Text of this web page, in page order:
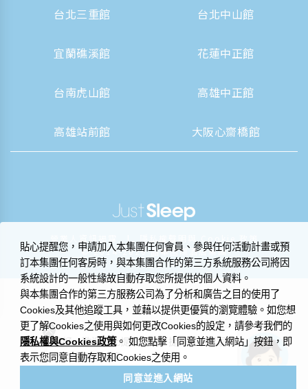
台北三重館 台北中山館
宜蘭礁溪館 花蓮中正館
台南虎山館 高雄中正館
高雄站前館 大阪心齋橋館
|
© 2014-2026 晶華國際酒店集團
貼心提醒您，申請加入本集團任何會員、參與任何活動計畫或預
訂本集團任何客房時，與本集團合作的第三方系統服務公司將因
系統設計的一般性緣故自動存取您所提供的個人資料。
與本集團合作的第三方服務公司為了分析和廣告之目的使用了
Cookies及其他追蹤工具，並藉以提供更優質的瀏覽體驗。如您想
更了解Cookies之使用與如何更改Cookies的設定，請參考我們的
隱私權與Cookies政策 。 如您點擊「同意並進入網站」按鈕，即
表示您同意自動存取和Cookies之使用。
同意並進入網站
您好，歡迎在此提出問題，捷絲旅小管家
很樂意為您解答。